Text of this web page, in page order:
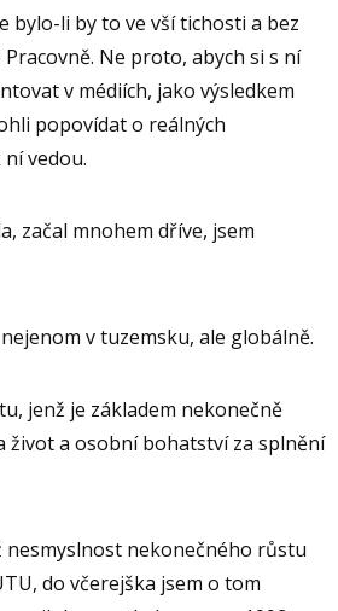
bylo-li by to ve vší tichosti a bez
Ne proto, abych si s ní
v médiích, jako výsledkem
popovídat o reálných
vedou.
začal mnohem dříve, jsem
v tuzemsku, ale globálně.
jenž je základem nekonečně
život a osobní bohatství za splnění
nesmyslnost nekonečného růstu
do včerejška jsem o tom